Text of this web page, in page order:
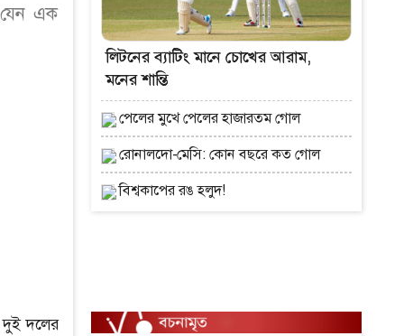
যেন এক
দুই দলের
লিটনের ব্যাটিং মানে চোখের আরাম,
মনের শান্তি
পেলের মুখে পেলের হাজারতম গোল
রোনালদো-মেসি: কোন বছরে কত গোল
বিশ্বকাপের রঙ হলুদ!